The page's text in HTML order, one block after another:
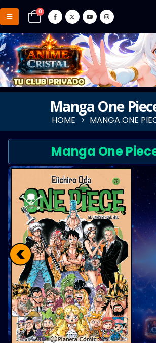
0
Manga One
HOME MANGA ONE
Manga One
<